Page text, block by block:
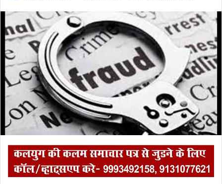
n
d
a
n
e
m
a
i